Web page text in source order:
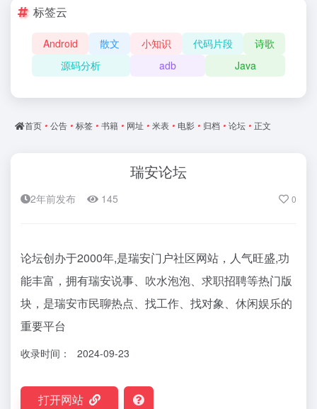
标签云
Android 散文 小知识 代码片段
诗歌
源码分析
adb Java
首页 • 公告 • 标签 • 书籍 • 网址 • 米表 • 电影 • 归档 • 论坛 • 正文
瑞安论坛
2年前发布 145 0
论坛创办于2000年,是瑞安门户社区网站，人气旺盛,功
能丰富，拥有瑞安说事、吹水泡泡、求职招聘等热门版
块，是瑞安市民聊热点、找工作、找对象、休闲娱乐的
重要平台
收录时间： 2024-09-23
打开网站